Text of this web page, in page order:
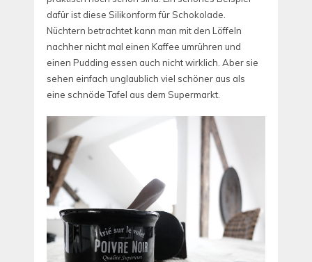
dafür ist diese Silikonform für Schokolade.
Nüchtern betrachtet kann man mit den Löffeln
nachher nicht mal einen Kaffee umrühren und
einen Pudding essen auch nicht wirklich. Aber sie
sehen einfach unglaublich viel schöner aus als
eine schnöde Tafel aus dem Supermarkt.